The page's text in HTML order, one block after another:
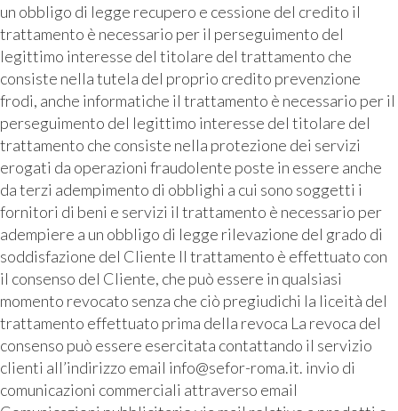
un obbligo di legge recupero e cessione del credito il
trattamento è necessario per il perseguimento del
legittimo interesse del titolare del trattamento che
consiste nella tutela del proprio credito prevenzione
frodi, anche informatiche il trattamento è necessario per il
perseguimento del legittimo interesse del titolare del
trattamento che consiste nella protezione dei servizi
erogati da operazioni fraudolente poste in essere anche
da terzi adempimento di obblighi a cui sono soggetti i
fornitori di beni e servizi il trattamento è necessario per
adempiere a un obbligo di legge rilevazione del grado di
soddisfazione del Cliente Il trattamento è effettuato con
il consenso del Cliente, che può essere in qualsiasi
momento revocato senza che ciò pregiudichi la liceità del
trattamento effettuato prima della revoca La revoca del
consenso può essere esercitata contattando il servizio
clienti all’indirizzo email info@sefor-roma.it. invio di
comunicazioni commerciali attraverso email